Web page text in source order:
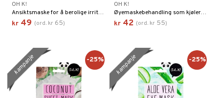
OH K!
Ansiktsmaske for å berolige irritert og stresset hud fra Oh K!
kr 49 (ord. kr 65)
OH K!
Øyemaskebehandling som kjøler og reduserer hevelser
kr 42 (ord. kr 55)
kampanje -25% kampanje -25%